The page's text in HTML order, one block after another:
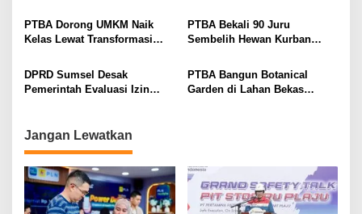
s
Farming di Tanjung Karangan
Cita
PTBA Dorong UMKM Naik
Kelas Lewat Transformasi
PTBA Bekali 90 Juru
Sembelih Hewan Kurban
DPRD Sumsel Desak
Pemerintah Evaluasi Izin
PTBA Bangun Botanical
Garden di Lahan Bekas
Jangan Lewatkan